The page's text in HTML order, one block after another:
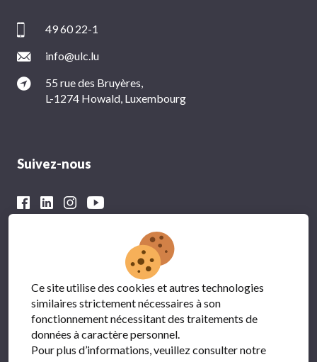
49 60 22-1
info@ulc.lu
55 rue des Bruyères,
L-1274 Howald, Luxembourg
Suivez-nous
Avec le soutien financier du
Ce site utilise des cookies et autres technologies
similaires strictement nécessaires à son
fonctionnement nécessitant des traitements de
données à caractère personnel.
Pour plus d’informations, veuillez consulter notre